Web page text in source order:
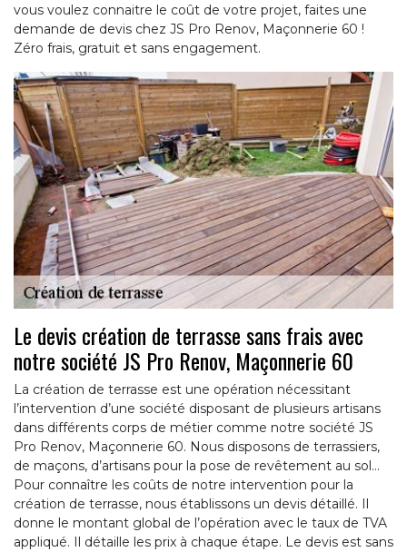
vous voulez connaitre le coût de votre projet, faites une
demande de devis chez JS Pro Renov, Maçonnerie 60 !
Zéro frais, gratuit et sans engagement.
Le devis création de terrasse sans frais avec
notre société JS Pro Renov, Maçonnerie 60
La création de terrasse est une opération nécessitant
l’intervention d’une société disposant de plusieurs artisans
dans différents corps de métier comme notre société JS
Pro Renov, Maçonnerie 60. Nous disposons de terrassiers,
de maçons, d’artisans pour la pose de revêtement au sol…
Pour connaître les coûts de notre intervention pour la
création de terrasse, nous établissons un devis détaillé. Il
donne le montant global de l’opération avec le taux de TVA
appliqué. Il détaille les prix à chaque étape. Le devis est sans